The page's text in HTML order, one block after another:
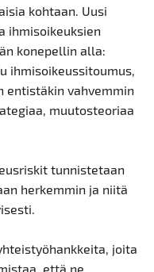
kohtaan. Uusi
ihmisoikeuksien
konepellin alla:
ihmisoikeussitoumus,
entistäkin vahvemmin
muutosteoriaa
tunnistetaan
herkemmin ja niitä
joita
että ne